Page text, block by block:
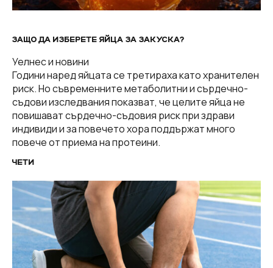
ЗАЩО ДА ИЗБЕРЕТЕ ЯЙЦА ЗА ЗАКУСКА?
Уелнес и новини
Години наред яйцата се третираха като хранителен
риск. Но съвременните метаболитни и сърдечно-
съдови изследвания показват, че целите яйца не
повишават сърдечно-съдовия риск при здрави
индивиди и за повечето хора поддържат много
повече от приема на протеини.
ЧЕТИ